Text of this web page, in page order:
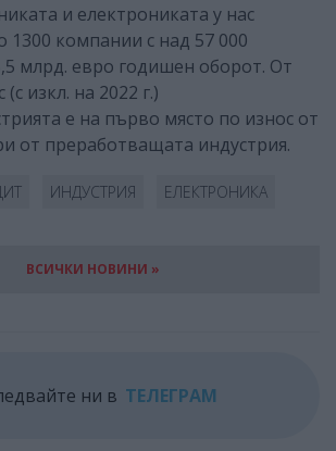
и електрониката у нас
1300 компании с над 57 000
млрд. евро годишен оборот. От
(с изкл. на 2022 г.)
е на първо място по износ от
от преработващата индустрия.
ИНДУСТРИЯ ЕЛЕКТРОНИКА
ВСИЧКИ НОВИНИ »
ни в ТЕЛЕГРАМ